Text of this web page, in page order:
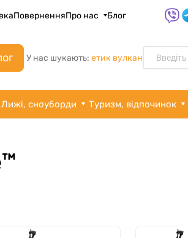
ПоверненняПро нас Блог
У нас шукають: етик вулкан
Лижі, сноуборди Туризм, відпочинок